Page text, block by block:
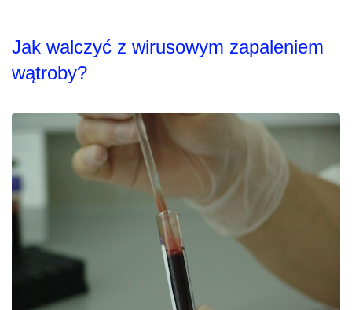
Jak walczyć z wirusowym zapaleniem
wątroby?